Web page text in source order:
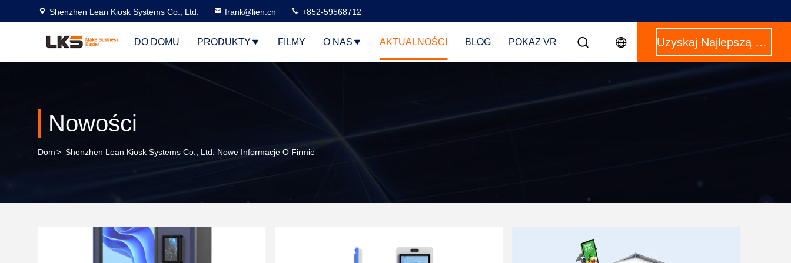
Shenzhen Lean Kiosk Systems Co., Ltd. frank@lien.cn +852-59568712
DO DOMU PRODUKTY FILMY O NAS AKTUALNOŚCI BLOG POKAZ VR Uzyskaj Najlepszą Cenę
Nowości
Dom> Shenzhen Lean Kiosk Systems Co., Ltd. Nowe Informacje O Firmie